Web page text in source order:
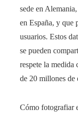
sede en
en España, y que
usuarios. Estos
se pueden
respete la medida
de 20 millones de
Cómo fotografiar